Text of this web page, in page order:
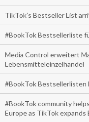
TikTok’s Bestseller List
#BookTok Bestsellerliste
Media Control erweitert
Lebensmitteleinzelhandel
#BookTok Bestsellerlisten
#BookTok community
Europe as TikTok expands